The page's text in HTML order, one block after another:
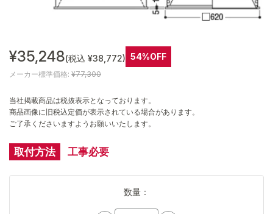
¥35,248(税込 ¥38,772) 54%OFF
メーカー標準価格: ¥77,300
当社掲載商品は税抜表示となっております。
商品画像に旧税込定価が表示されている場合があります。
ご了承くださいますようお願いいたします。
取付方法 工事必要
数量：